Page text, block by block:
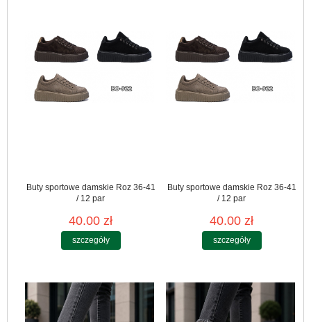
Buty sportowe damskie Roz 36-41
/ 12 par
40.00 zł
szczegóły
Buty sportowe damskie Roz 36-41
/ 12 par
40.00 zł
szczegóły